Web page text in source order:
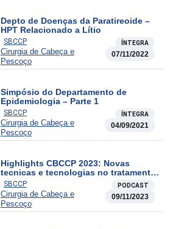
Depto de Doenças da Paratireoide –
HPT Relacionado a Lítio
SBCCP ÍNTEGRA
Cirurgia de Cabeça e
Pescoço
07/11/2022
Simpósio do Departamento de
Epidemiologia – Parte 1
SBCCP ÍNTEGRA
Cirurgia de Cabeça e
Pescoço
04/09/2021
Highlights CBCCP 2023: Novas
tecnicas e tecnologias no tratamento
das doenças da tireoide
SBCCP PODCAST
Cirurgia de Cabeça e
Pescoço
09/11/2023